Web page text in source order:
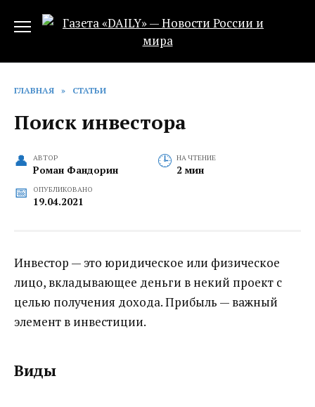
ГЛАВНАЯ » СТАТЬИ
Поиск инвестора
АВТОР
Роман Фандорин
НА ЧТЕНИЕ
2 мин
ОПУБЛИКОВАНО
19.04.2021
Инвестор — это юридическое или физическое
лицо, вкладывающее деньги в некий проект с
целью получения дохода. Прибыль — важный
элемент в инвестиции.
Виды